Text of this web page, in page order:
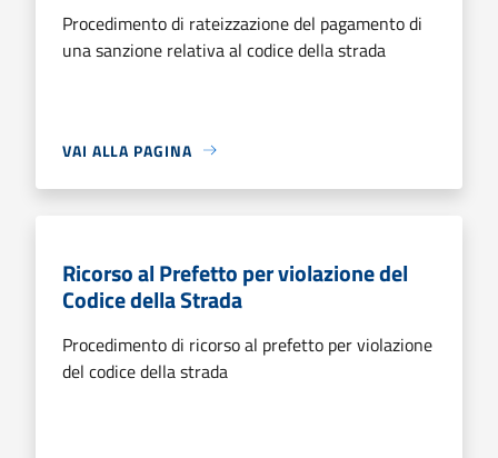
Procedimento di rateizzazione del pagamento di
una sanzione relativa al codice della strada
VAI ALLA PAGINA
Ricorso al Prefetto per violazione del
Codice della Strada
Procedimento di ricorso al prefetto per violazione
del codice della strada